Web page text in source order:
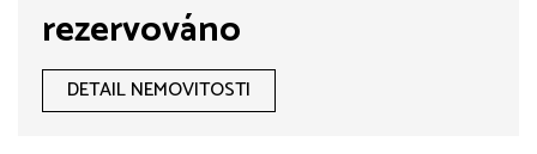
rezervováno
DETAIL NEMOVITOSTI